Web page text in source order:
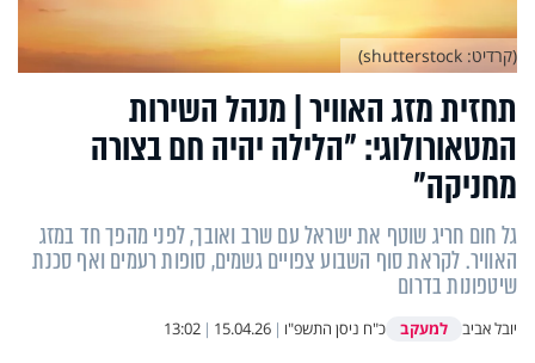
תחזית מזג האוויר | מנהל השירות
המטאורולוגי: "הלילה יהיה חם בצורה
מחניקה"
גל חום חריג שוטף את ישראל עם שרב ואובך, לפני מהפך חד במזג
האוויר. לקראת סוף השבוע צפויים גשמים, סופות רעמים ואף סכנת
שיטפונות בדרום
יובל אביב למעקב כ"ח ניסן התשפ"ו |
15.04.26
|
13:02
(קרדיט: shutterstock)